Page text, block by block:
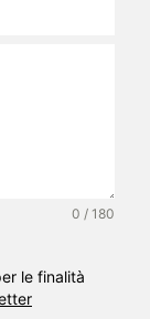
0 / 180
le finalità